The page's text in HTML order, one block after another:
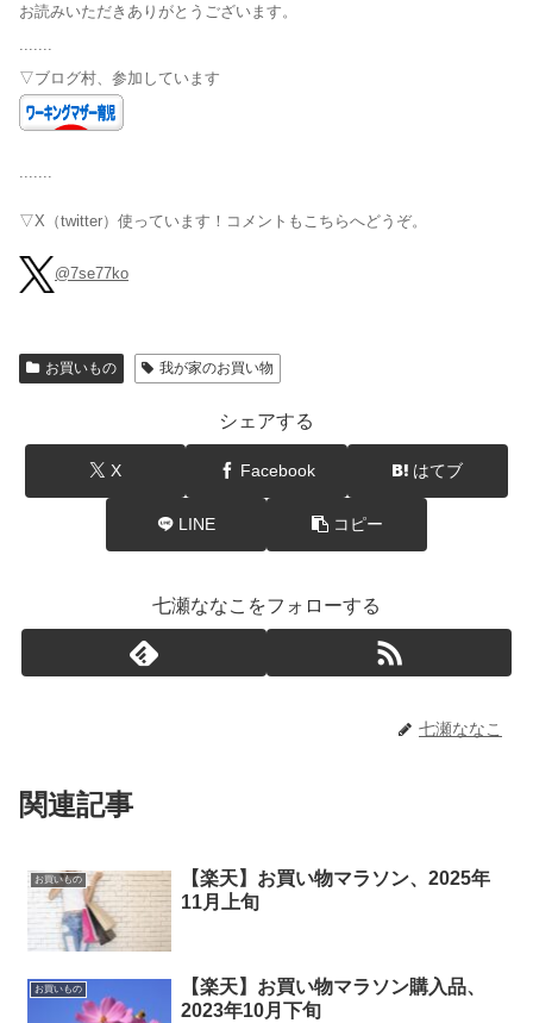
お読みいただきありがとうございます。
▽ブログ村、参加しています
▽X（twitter）使っています！コメントもこちらへどうぞ。
@7se77ko
お買いもの 我が家のお買い物
シェアする
X Facebook はてブ
LINE コピー
七瀬ななこをフォローする
七瀬ななこ
関連記事
お買いもの
【楽天】お買い物マラソン、2025年
11月上旬
お買いもの
【楽天】お買い物マラソン購入品、
2023年10月下旬